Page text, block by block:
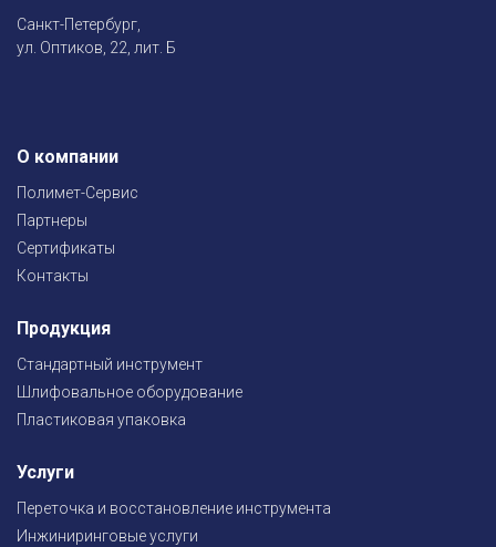
Санкт-Петербург,
ул. Оптиков, 22, лит. Б
О компании
Полимет-Сервис
Партнеры
Сертификаты
Контакты
Продукция
Стандартный инструмент
Шлифовальное оборудование
Пластиковая упаковка
Услуги
Переточка и восстановление инструмента
Инжиниринговые услуги